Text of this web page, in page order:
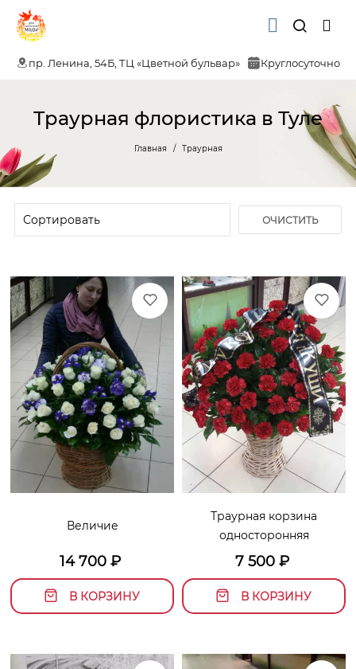
пр. Ленина, 54Б, ТЦ «Цветной бульвар» Круглосуточно
Траурная флористика в Туле
Главная Траурная
ОЧИСТИТЬ
Величие
14 700 ₽
В КОРЗИНУ
Траурная корзина
односторонняя
7 500₽
В КОРЗИНУ